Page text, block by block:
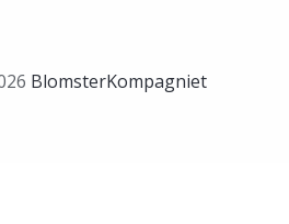
BlomsterKompagniet